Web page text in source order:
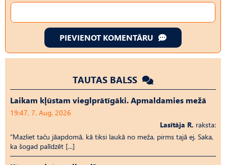
PIEVIENOT KOMENTĀRU
TAUTAS BALSS
Laikam kļūstam vieglprātīgāki. Apmaldamies mežā
19:47, 7. Aug, 2026
Lasītāja R. raksta:
“Mazliet taču jāapdomā, kā tiksi laukā no meža, pirms tajā ej. Saka,
ka šogad palīdzēt […]